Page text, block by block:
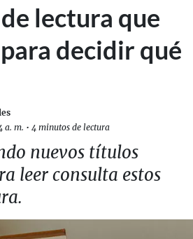
lectura que
decidir qué
a. m. • 4 minutos de lectura
nuevos títulos
leer consulta estos